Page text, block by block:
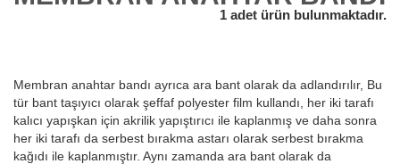
1 adet ürün bulunmaktadır.
Membran anahtar bandı ayrıca ara bant olarak da adlandırılır, Bu
tür bant taşıyıcı olarak şeffaf polyester film kullandı, her iki tarafı
kalıcı yapışkan için akrilik yapıştırıcı ile kaplanmış ve daha sonra
her iki tarafı da serbest bırakma astarı olarak serbest bırakma
kağıdı ile kaplanmıştır. Aynı zamanda ara bant olarak da